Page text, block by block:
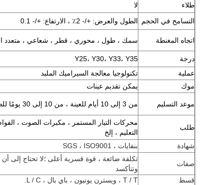
طلاء
لا
التسامح في الحجم
الطول والعرض: +/- 2٪ ، الارتفاع: +/- 0.1
اتجاه المغنطة سمك ، طول ، محوري ، قطر ، شعاعي ، متعدد
درجة
Y25، Y30، Y33، Y35
عملية
تكنولوجيا معالجة السيراميك الملبد
موك
يمكن تقديم عينات
موعد التسليم من 3 إلى 10 أيام للعينة ، من 10 إلى 30 يومًا للطلب.(حسب معلومات المخزون)
طلب
محركات التيار المستمر ، مكبرات الصوت ،
التعليم ، إلخ
شهادة
بنفايات ، SGS ، ISO9001
صفات
تكلفة ضائعة ، قوة قسرية أعلى ؛لا تحتاج إلى
وتتأكسد
قسط
T / T ، ويسترن يونيون ، باي بال ، L / C.